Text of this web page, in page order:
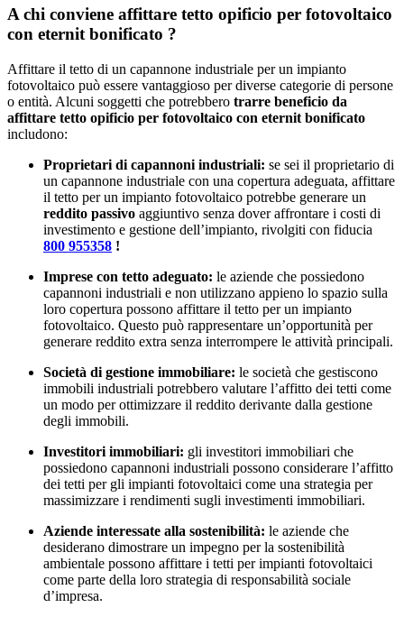
A chi conviene affittare tetto opificio per fotovoltaico
con eternit bonificato ?
Affittare il tetto di un capannone industriale per un impianto
fotovoltaico può essere vantaggioso per diverse categorie di persone
o entità. Alcuni soggetti che potrebbero trarre beneficio da
affittare tetto opificio per fotovoltaico con eternit bonificato
includono:
Proprietari di capannoni industriali: se sei il proprietario di
un capannone industriale con una copertura adeguata, affittare
il tetto per un impianto fotovoltaico potrebbe generare un
reddito passivo aggiuntivo senza dover affrontare i costi di
investimento e gestione dell’impianto, rivolgiti con fiducia
800 955358 !
Imprese con tetto adeguato: le aziende che possiedono
capannoni industriali e non utilizzano appieno lo spazio sulla
loro copertura possono affittare il tetto per un impianto
fotovoltaico. Questo può rappresentare un’opportunità per
generare reddito extra senza interrompere le attività principali.
Società di gestione immobiliare: le società che gestiscono
immobili industriali potrebbero valutare l’affitto dei tetti come
un modo per ottimizzare il reddito derivante dalla gestione
degli immobili.
Investitori immobiliari: gli investitori immobiliari che
possiedono capannoni industriali possono considerare l’affitto
dei tetti per gli impianti fotovoltaici come una strategia per
massimizzare i rendimenti sugli investimenti immobiliari.
Aziende interessate alla sostenibilità: le aziende che
desiderano dimostrare un impegno per la sostenibilità
ambientale possono affittare i tetti per impianti fotovoltaici
come parte della loro strategia di responsabilità sociale
d’impresa.